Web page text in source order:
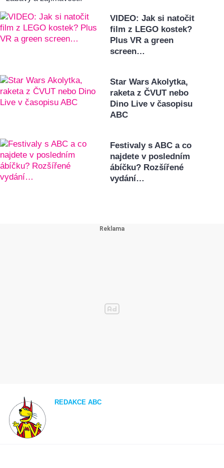
VIDEO: Jak si natočit
film z LEGO kostek?
Plus VR a green
screen…
Star Wars Akolytka,
raketa z ČVUT nebo
Dino Live v časopisu
ABC
Festivaly s ABC a co
najdete v posledním
ábíčku? Rozšířené
vydání…
REDAKCE ABC